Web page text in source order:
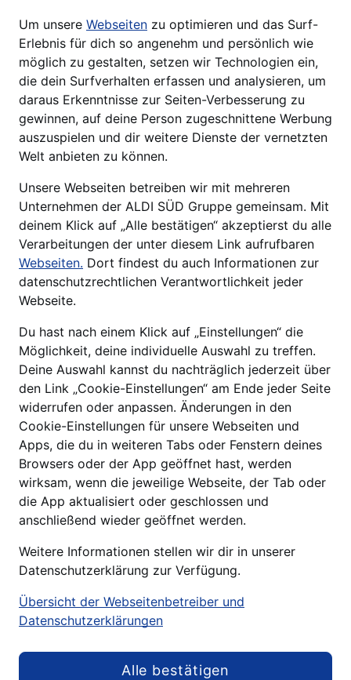
ERFAHRUNGSBERICHT
Um unsere Webseiten zu optimieren und das Surf-
Erlebnis für dich so angenehm und persönlich wie
möglich zu gestalten, setzen wir Technologien ein,
die dein Surfverhalten erfassen und analysieren, um
daraus Erkenntnisse zur Seiten-Verbesserung zu
gewinnen, auf deine Person zugeschnittene Werbung
auszuspielen und dir weitere Dienste der vernetzten
Welt anbieten zu können.
Unsere Webseiten betreiben wir mit mehreren
Unternehmen der ALDI SÜD Gruppe gemeinsam. Mit
deinem Klick auf „Alle bestätigen“ akzeptierst du alle
Verarbeitungen der unter diesem Link aufrufbaren
Webseiten. Dort findest du auch Informationen zur
datenschutzrechtlichen Verantwortlichkeit jeder
Webseite.
Du hast nach einem Klick auf „Einstellungen“ die
Möglichkeit, deine individuelle Auswahl zu treffen.
Deine Auswahl kannst du nachträglich jederzeit über
den Link „Cookie-Einstellungen“ am Ende jeder Seite
widerrufen oder anpassen. Änderungen in den
Cookie-Einstellungen für unsere Webseiten und
Apps, die du in weiteren Tabs oder Fenstern deines
Browsers oder der App geöffnet hast, werden
wirksam, wenn die jeweilige Webseite, der Tab oder
die App aktualisiert oder geschlossen und
anschließend wieder geöffnet werden.
Weitere Informationen stellen wir dir in unserer
Datenschutzerklärung zur Verfügung.
Übersicht der Webseitenbetreiber und
Datenschutzerklärungen
Alle bestätigen